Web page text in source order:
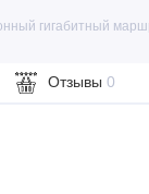
гигабитный
Отзывы 0